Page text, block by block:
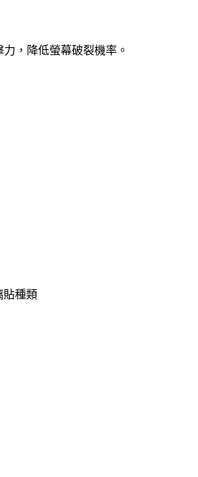
，降低螢幕破裂機率。
貼種類